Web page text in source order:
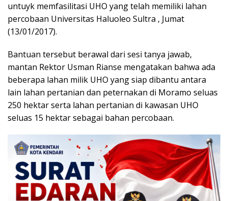
untuyk memfasilitasi UHO yang telah memiliki lahan
percobaan Universitas Haluoleo Sultra , Jumat
(13/01/2017).
Bantuan tersebut berawal dari sesi tanya jawab,
mantan Rektor Usman Rianse mengatakan bahwa ada
beberapa lahan milik UHO yang siap dibantu antara
lain lahan pertanian dan peternakan di Moramo seluas
250 hektar serta lahan pertanian di kawasan UHO
seluas 15 hektar sebagai bahan percobaan.